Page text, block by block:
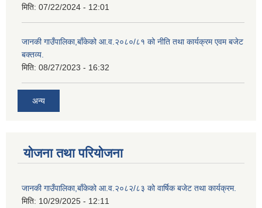
मिति: 07/22/2024 - 12:01
जानकी गाउँपालिका,बाँकेको आ.व.२०८०/८१ को नीति तथा कार्यक्रम एवम बजेट
बक्तव्य.
मिति: 08/27/2023 - 16:32
अन्य
योजना तथा परियोजना
जानकी गाउँपालिका,बाँकेको आ.व.२०८२/८३ को वार्षिक बजेट तथा कार्यक्रम.
मिति: 10/29/2025 - 12:11